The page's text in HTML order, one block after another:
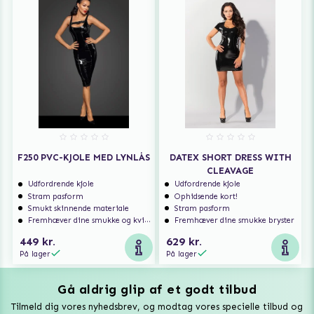
F250 PVC-KJOLE MED LYNLÅS
Udfordrende kjole
Stram pasform
Smukt skinnende materiale
Fremhæver dine smukke og kvindelige former
449 kr.
På lager
DATEX SHORT DRESS WITH
CLEAVAGE
Udfordrende kjole
Ophidsende kort!
Stram pasform
Fremhæver dine smukke bryster
629 kr.
På lager
Gå aldrig glip af et godt tilbud
Tilmeld dig vores nyhedsbrev, og modtag vores specielle tilbud og
Vuxen Magazine